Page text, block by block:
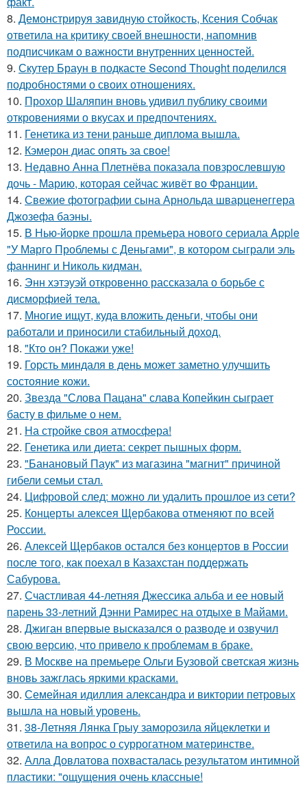
8. Демонстрируя завидную стойкость, Ксения Собчак
ответила на критику своей внешности, напомнив
подписчикам о важности внутренних ценностей.
9. Скутер Браун в подкасте Second Thought поделился
подробностями о своих отношениях.
10. Прохор Шаляпин вновь удивил публику своими
откровениями о вкусах и предпочтениях.
11. Генетика из тени раньше диплома вышла.
12. Кэмерон диас опять за свое!
13. Недавно Анна Плетнёва показала повзрослевшую
дочь - Марию, которая сейчас живёт во Франции.
14. Свежие фотографии сына Арнольда шварценеггера
Джозефа баэны.
15. В Нью-йорке прошла премьера нового сериала Apple
"У Марго Проблемы с Деньгами", в котором сыграли эль
фаннинг и Николь кидман.
16. Энн хэтэуэй откровенно рассказала о борьбе с
дисморфией тела.
17. Многие ищут, куда вложить деньги, чтобы они
работали и приносили стабильный доход.
18. "Кто он? Покажи уже!
19. Горсть миндаля в день может заметно улучшить
состояние кожи.
20. Звезда "Слова Пацана" слава Копейкин сыграет
басту в фильме о нем.
21. На стройке своя атмосфера!
22. Генетика или диета: секрет пышных форм.
23. "Банановый Паук" из магазина "магнит" причиной
гибели семьи стал.
24. Цифровой след: можно ли удалить прошлое из сети?
25. Концерты алексея Щербакова отменяют по всей
России.
26. Алексей Щербаков остался без концертов в России
после того, как поехал в Казахстан поддержать
Сабурова.
27. Счастливая 44-летняя Джессика альба и ее новый
парень 33-летний Дэнни Рамирес на отдыхе в Майами.
28. Джиган впервые высказался о разводе и озвучил
свою версию, что привело к проблемам в браке.
29. В Москве на премьере Ольги Бузовой светская жизнь
вновь зажглась яркими красками.
30. Семейная идиллия александра и виктории петровых
вышла на новый уровень.
31. 38-Летняя Лянка Грыу заморозила яйцеклетки и
ответила на вопрос о суррогатном материнстве.
32. Алла Довлатова похвасталась результатом интимной
пластики: "ощущения очень классные!